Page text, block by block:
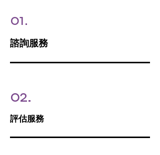
01.
諮詢服務
02.
評估服務